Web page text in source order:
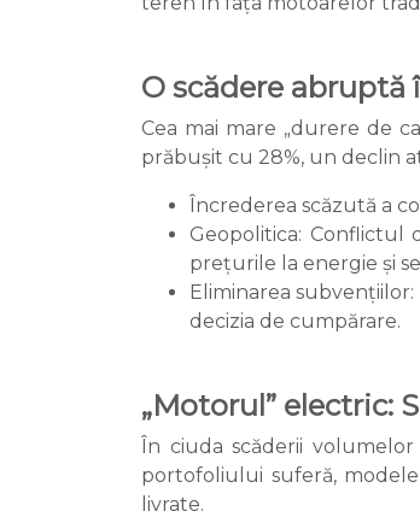
O scădere abruptă
Cea mai mare „durere de
prăbușit cu 28%, un declin
Încrederea scăzută a
Geopolitica:
prețurile la energie și
Eliminarea
decizia de cumpărare.
„Motorul” electric:
În ciuda scăderii
portofoliului suferă,
livrate.